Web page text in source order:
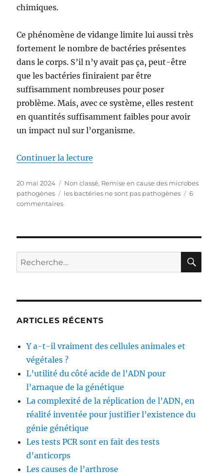
chimiques.
Ce phénomène de vidange limite lui aussi très
fortement le nombre de bactéries présentes
dans le corps. S’il n’y avait pas ça, peut-être
que les bactéries finiraient par être
suffisamment nombreuses pour poser
problème. Mais, avec ce système, elles restent
en quantités suffisamment faibles pour avoir
un impact nul sur l’organisme.
Continuer la lecture
Publié
le
20 mai 2024 Catégories
Non classé, Remise en cause des microbes
pathogènes
Étiquettes
les bactéries ne sont pas pathogènes
6
commentaires
contre
théorie
des
Recherche
pour :
ARTICLES RÉCENTS
Y a-t-il vraiment des cellules animales et
végétales ?
L’utilité du côté acide de l’ADN pour
l’arnaque de la génétique
La complexité de la réplication de l’ADN, en
réalité inventée pour justifier l’existence du
génie génétique
Les tests PCR sont en fait des tests
d’anticorps
Les causes de l’arthrose